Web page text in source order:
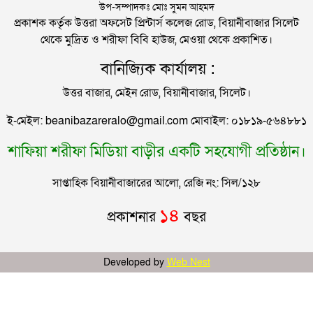
সিলেটে বিদ্যুৎস্পৃষ্টে প্রাণ গেল সিসিক কর্মীর
প্রেমিকের বাড়িতে স্ত্রীর অনশন: দুধ দিয়ে গোসল করে সম্পর্ক
বিচ্ছেদ স্বামীর
রাষ্ট্রপতি নির্বাচনে বিএনপির দুই মনোনয়নপত্র সংগ্রহ
সিলেটের মহাসড়কে ৬ মাসে দুর্ঘটনায় ১১৭ জনের প্রাণহানি
জৈন্তাপুরে বাস চাপায় বৃদ্ধ নিহত, সড়ক অবরোধ
উপ-সম্পাদকঃ মোঃ সুমন আহমদ
প্রকাশক কর্তৃক উত্তরা অফসেট প্রিন্টার্স কলেজ রোড, বিয়ানীবাজার সিলেট
থেকে মুদ্রিত ও শরীফা বিবি হাউজ, মেওয়া থেকে প্রকাশিত।
বানিজ্যিক কার্যালয় :
উত্তর বাজার, মেইন রোড, বিয়ানীবাজার, সিলেট।
ই-মেইল: beanibazareralo@gmail.com মোবাইল: ০১৮১৯-৫৬৪৮৮১
শাফিয়া শরীফা মিডিয়া বাড়ীর একটি সহযোগী প্রতিষ্ঠান।
সাপ্তাহিক বিয়ানীবাজারের আলো, রেজি নং: সিল/১২৮
প্রকাশনার ১৪ বছর
Developed by Web Nest